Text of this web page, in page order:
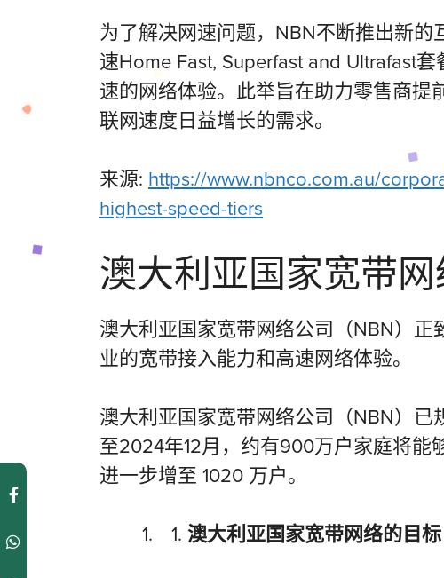
为了解决网速问题，NBN不断推出新
速Home Fast, Superfast and Ultrafast
速的网络体验。此举旨在助力零售商
联网速度日益增长的需求。
来源: https://www.nbnco.com.au/
highest-speed-tiers
澳大利亚国家宽带
澳大利亚国家宽带网络公司（NBN）
业的宽带接入能力和高速网络体验。
澳大利亚国家宽带网络公司（NBN）已
至2024年12月，约有900万户家庭将
进一步增至 1020 万户。
澳大利亚国家宽带网络的目